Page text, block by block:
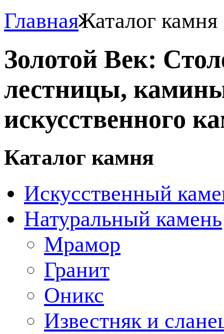
ГлавнаяКаталог камня
Золотой Век:
лестницы,
искусственного
Каталог камня
Искусственный
Натуральный камень
Мрамор
Гранит
Оникс
Известняк и